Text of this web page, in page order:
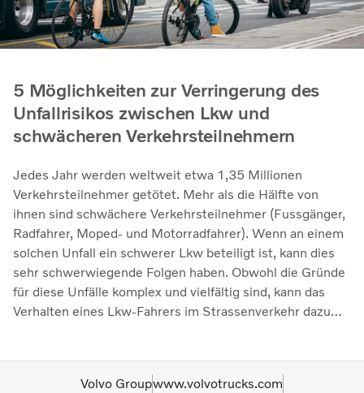
5 Möglichkeiten zur Verringerung des
Unfallrisikos zwischen Lkw und
schwächeren Verkehrsteilnehmern
Jedes Jahr werden weltweit etwa 1,35 Millionen
Verkehrsteilnehmer getötet. Mehr als die Hälfte von
ihnen sind schwächere Verkehrsteilnehmer (Fussgänger,
Radfahrer, Moped- und Motorradfahrer). Wenn an einem
solchen Unfall ein schwerer Lkw beteiligt ist, kann dies
sehr schwerwiegende Folgen haben. Obwohl die Gründe
für diese Unfälle komplex und vielfältig sind, kann das
Verhalten eines Lkw-Fahrers im Strassenverkehr dazu
Volvo Groupwww.volvotrucks.com